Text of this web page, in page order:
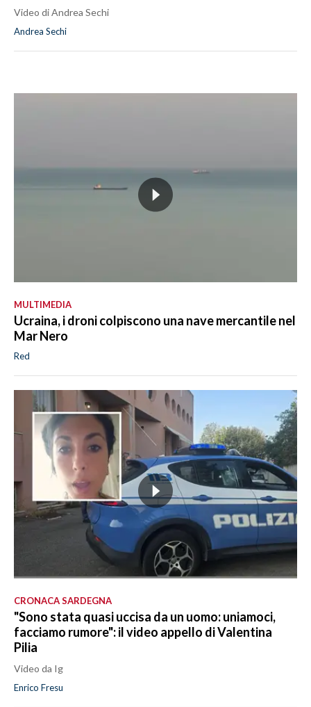
Video di Andrea Sechi
Andrea Sechi
MULTIMEDIA
Ucraina, i droni colpiscono una nave mercantile nel
Mar Nero
Red
CRONACA SARDEGNA
"Sono stata quasi uccisa da un uomo: uniamoci,
facciamo rumore": il video appello di Valentina
Pilia
Video da Ig
Enrico Fresu